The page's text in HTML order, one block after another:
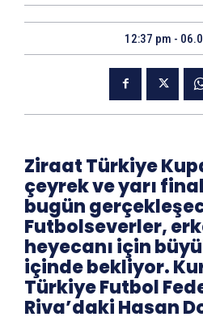
12:37 pm -
Ziraat Türkiye
çeyrek ve yarı
bugün
Futbolseverler,
heyecanı için
içinde bekliyor.
Türkiye Futbol
Riva’daki Hasan